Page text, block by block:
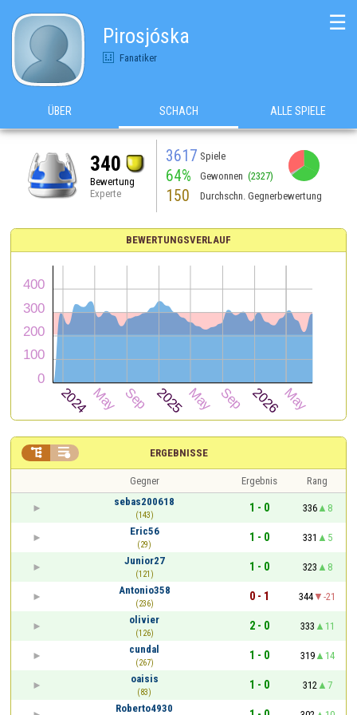
Pirosjóska
Fanatiker
☰
ÜBER SCHACH ALLE SPIELE
340
Bewertung
Experte
3617 Spiele
64% Gewonnen (2327)
150 Durchschn. Gegnerbewertung
BEWERTUNGSVERLAUF
ERGEBNISSE
 
Gegner Ergebnis
Rang
sebas200618
(143)
1 - 0 336
8
Eric56
(29)
1 - 0 331
5
Junior27
(121)
1 - 0 323
8
Antonio358
(236)
0 - 1 344
-21
olivier
(126)
2 - 0 333
11
cundal
(267)
1 - 0 319
14
oaisis
(83)
1 - 0 312
7
Roberto4930